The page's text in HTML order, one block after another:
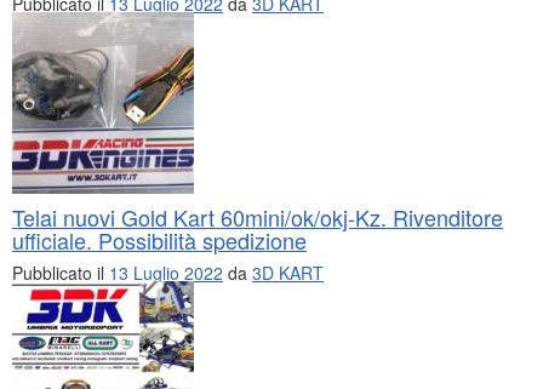
Telai nuovi Gold Kart 60mini/ok/okj-Kz. Rivenditore
ufficiale. Possibilità spedizione
Pubblicato il 13 Luglio 2022 da 3D KART